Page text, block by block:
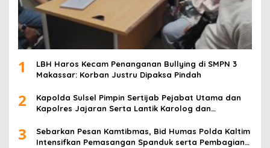
1
LBH Haros Kecam Penanganan Bullying di SMPN 3
Makassar: Korban Justru Dipaksa Pindah
2
Kapolda Sulsel Pimpin Sertijab Pejabat Utama dan
Kapolres Jajaran Serta Lantik Karolog dan
3
Sebarkan Pesan Kamtibmas, Bid Humas Polda Kaltim
Intensifkan Pemasangan Spanduk serta Pembagian